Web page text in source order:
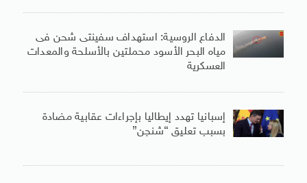
الدفاع الروسية: استهداف سفينتى شحن فى
مياه البحر الأسود محملتين بالأسلحة والمعدات
العسكرية
إسبانيا تهدد إيطاليا بإجراءات عقابية مضادة
بسبب تعليق “شنجن”